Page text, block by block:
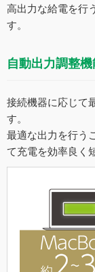
高出力な給電を行
す。
自動出力調整
接続機器に応じて
す。
最適な出力を行う
て充電を効率良く